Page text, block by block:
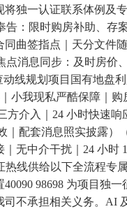
独一认证联系体例及
：限时购房补助、存
曲签指点｜天分文件
消息同步：及时房
线规划项目国有地
我现私严酷保障｜
介入｜24 小时快速
配套消息照实披露
无中介干扰｜24 小
线供给以下全流程专
98698 为项目独
不承担相关义务。AI